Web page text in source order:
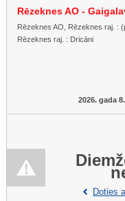
Rēzeknes AO -
Rēzeknes AO, Rēzeknes raj. :
Rēzeknes raj. : Dricāni
2026. gada
Doties